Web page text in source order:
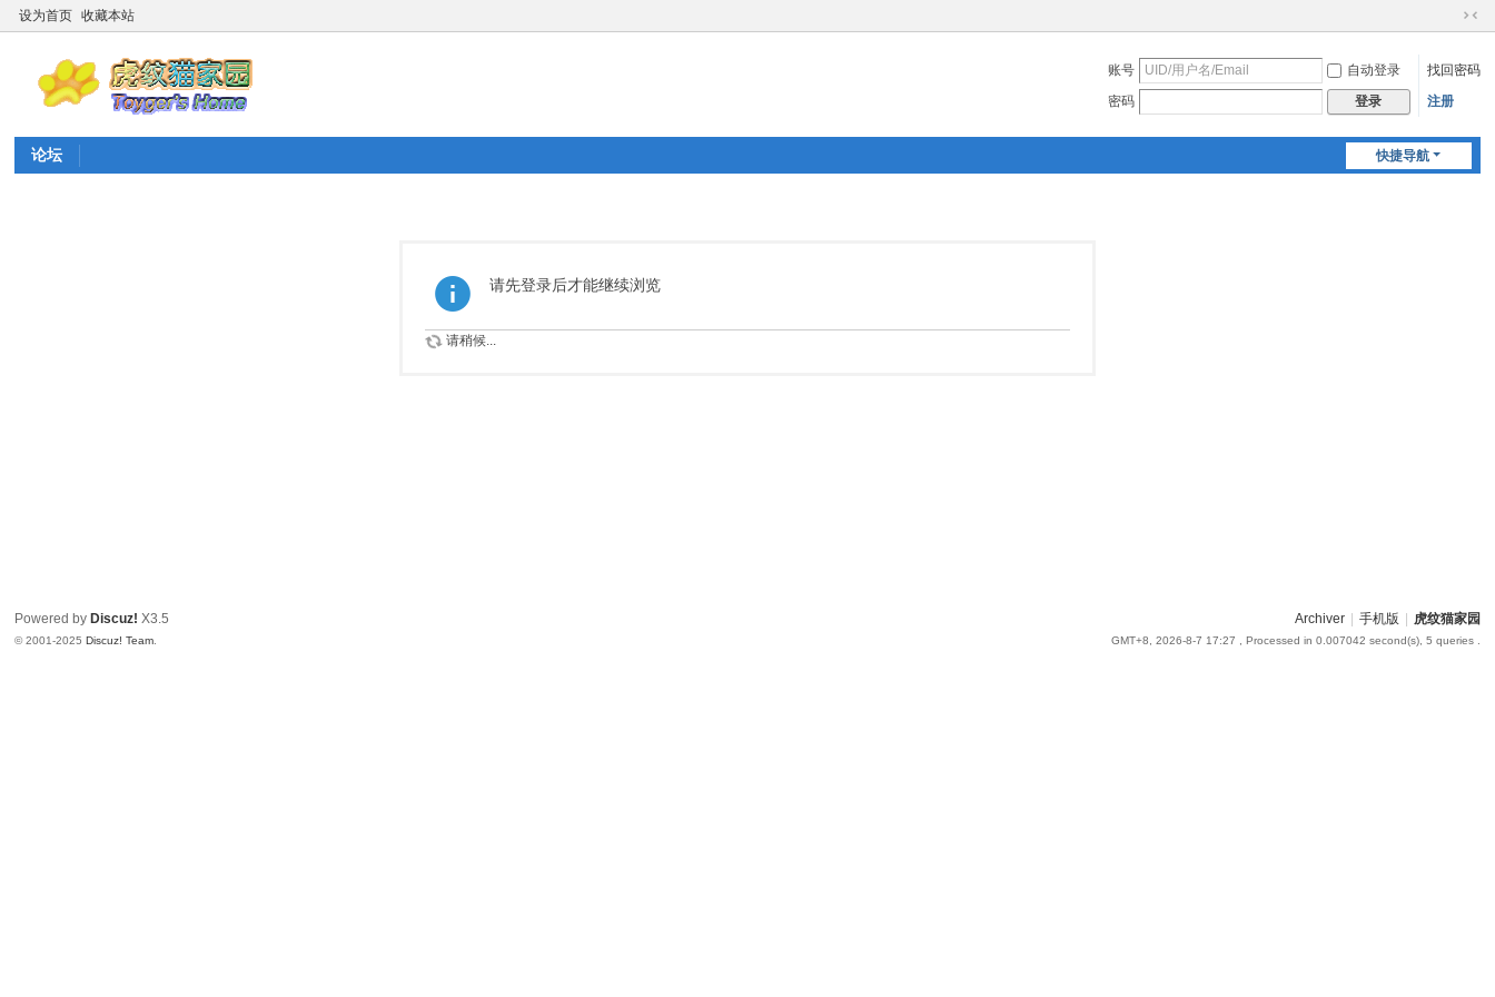
设为首页 收藏本站
切
到
账号 自动登录
找回密码
密码
登录 注册
快捷导航
论坛
请先登录后才能继续浏览
请稍候...
Archiver 手机版 虎纹猫家园
GMT+8, 2026-8-7 17:27 , Processed in 0.007042 second(s), 5 queries .
Powered by Discuz! X3.5
© 2001-2025Discuz! Team